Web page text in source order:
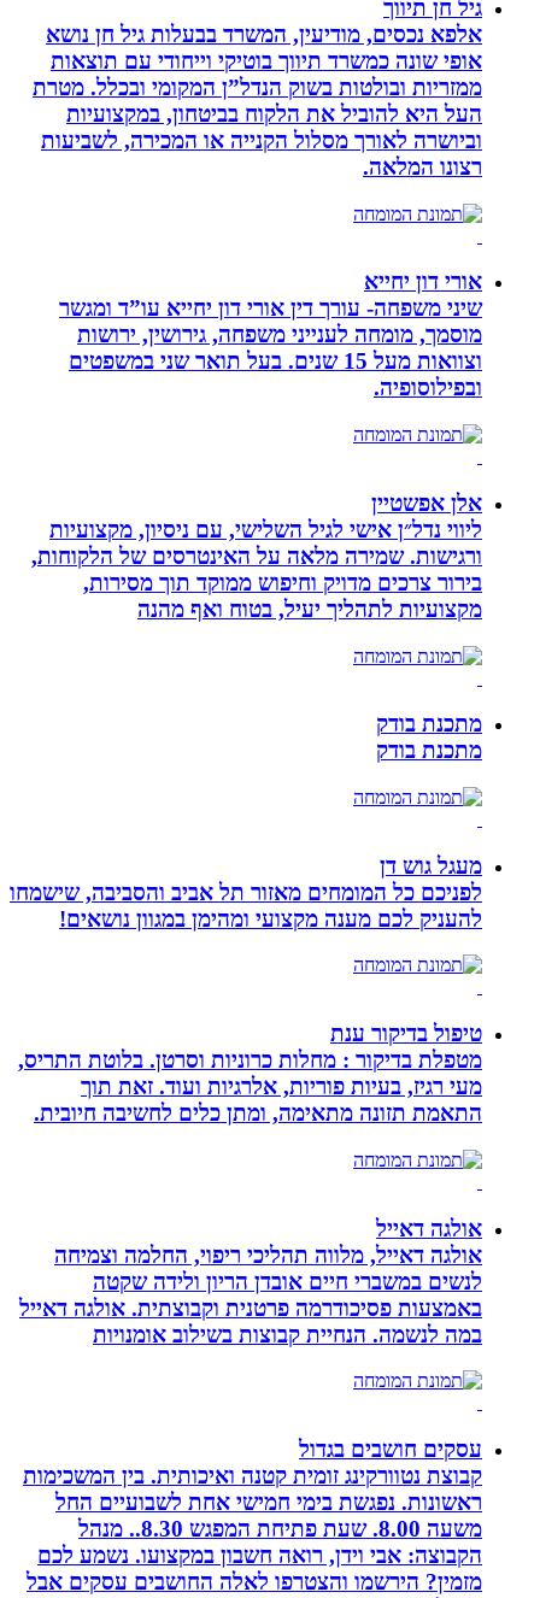
גיל חן תיווך
אלפא נכסים, מודיעין, המשרד בבעלות גיל חן נושא
אופי שונה כמשרד תיווך בוטיקי וייחודי עם תוצאות
ממזריות ובולטות בשוק הנדל”ן המקומי ובכלל. מטרת
העל היא להוביל את הלקוח בביטחון, במקצועיות
וביושרה לאורך מסלול הקנייה או המכירה, לשביעות
רצונו המלאה.
אורי דון יחייא
שיני משפחה- עורך דין אורי דון יחייא עו”ד ומגשר
מוסמך, מומחה לענייני משפחה, גירושין, ירושות
וצוואות מעל 15 שנים. בעל תואר שני במשפטים
ובפילוסופיה.
אלן אפשטיין
ליווי נדל״ן אישי לגיל השלישי, עם ניסיון, מקצועיות
ורגישות. שמירה מלאה על האינטרסים של הלקוחות,
בירור צרכים מדויק וחיפוש ממוקד תוך מסירות,
מקצועיות לתהליך יעיל, בטוח ואף מהנה
מתכנת בודק
מתכנת בודק
מעגל גוש דן
לפניכם כל המומחים מאזור תל אביב והסביבה, שישמחו
להעניק לכם מענה מקצועי ומהימן במגוון נושאים!
טיפול בדיקור ענת
מטפלת בדיקור : מחלות כרוניות וסרטן. בלוטת התריס,
מעי רגיז, בעיות פוריות, אלרגיות ועוד. זאת תוך
התאמת תזונה מתאימה, ומתן כלים לחשיבה חיובית.
אולגה דאייל
אולגה דאייל, מלווה תהליכי ריפוי, החלמה וצמיחה
לנשים במשברי חיים אובדן הריון ולידה שקטה
באמצעות פסיכודרמה פרטנית וקבוצתית. אולגה דאייל
במה לנשמה. ‏הנחיית קבוצות בשילוב אומנויות‏
עסקים חושבים בגדול
קבוצת נטוורקינג זומית קטנה ואיכותית. בין המשכימות
ראשונות. נפגשת בימי חמישי אחת לשבועיים החל
משעה 8.00. שעת פתיחת המפגש 8.30.. מנהל
הקבוצה: אבי וידן, רואה חשבון במקצועו. נשמע לכם
מזמין? הירשמו והצטרפו לאלה החושבים עסקים אבל